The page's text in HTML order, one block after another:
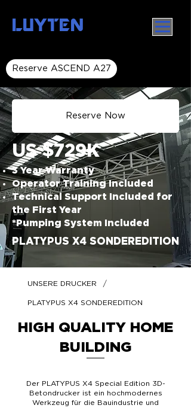
LUYTEN
Reserve ASCEND A27
Reserve Now
US $729K
3 Year Warranty
Operator Training Included
Technical Support Included for
the First Year
*Pumping System Included
PLATYPUS X4 SONDEREDITION
UNSERE DRUCKER /
PLATYPUS X4 SONDEREDITION
HIGH QUALITY HOME
BUILDING
Der PLATYPUS X4 Special Edition 3D-
Betondrucker ist ein hochmodernes
Werkzeug für die Bauindustrie und